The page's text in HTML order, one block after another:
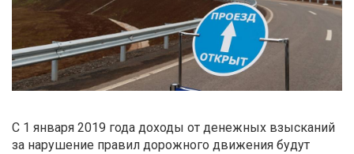
С 1 января 2019 года доходы от денежных взысканий
за нарушение правил дорожного движения будут